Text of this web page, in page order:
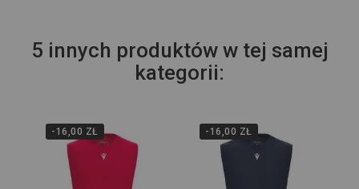
5 innych produktów w tej samej
kategorii:
-16,00 ZŁ -16,00 ZŁ